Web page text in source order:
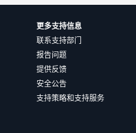
更多支持信息
联系支持部门
报告问题
提供反馈
安全公告
支持策略和支持服务